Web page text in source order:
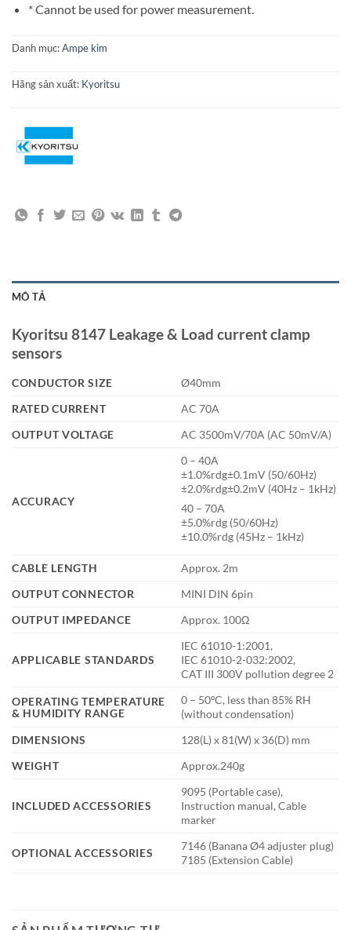
* Cannot be used for power measurement.
Danh mục:Ampe kìm
Hãng sản xuất: Kyoritsu
MÔ TẢ
Kyoritsu 8147 Leakage & Load current clamp
sensors
CONDUCTOR SIZE
Ø40mm
RATED CURRENT
AC 70A
OUTPUT VOLTAGE
AC 3500mV/70A (AC 50mV/A)
ACCURACY
0 – 40A
±1.0%rdg±0.1mV (50/60Hz)
±2.0%rdg±0.2mV (40Hz – 1kHz)
40 – 70A
±5.0%rdg (50/60Hz)
±10.0%rdg (45Hz – 1kHz)
CABLE LENGTH
Approx. 2m
OUTPUT CONNECTOR
MINI DIN 6pin
OUTPUT IMPEDANCE
Approx. 100Ω
APPLICABLE STANDARDS
IEC 61010-1:2001,
IEC 61010-2-032:2002,
CAT III 300V pollution degree 2
OPERATING TEMPERATURE
& HUMIDITY RANGE
0 – 50ºC, less than 85% RH
(without condensation)
DIMENSIONS
128(L) x 81(W) x 36(D) mm
WEIGHT
Approx.240g
INCLUDED ACCESSORIES
9095 (Portable case),
Instruction manual, Cable
marker
OPTIONAL ACCESSORIES
7146 (Banana Ø4 adjuster plug)
7185 (Extension Cable)